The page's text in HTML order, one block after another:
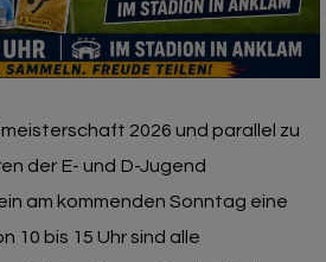
2026 und parallel zu
der E- und D-Jugend
am kommenden Sonntag eine
10 bis 15 Uhr sind alle